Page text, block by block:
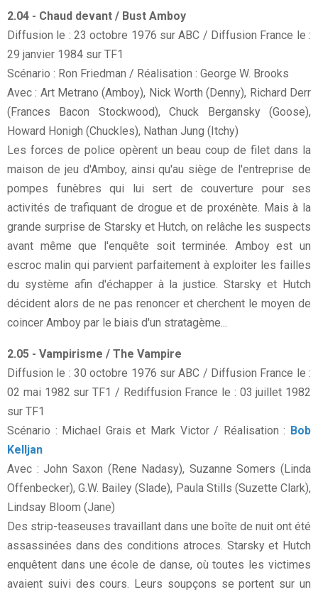
2.04 - Chaud devant / Bust Amboy
Diffusion le : 23 octobre 1976 sur ABC / Diffusion France le :
29 janvier 1984 sur TF1
Scénario : Ron Friedman / Réalisation : George W. Brooks
Avec : Art Metrano (Amboy), Nick Worth (Denny), Richard Derr
(Frances Bacon Stockwood), Chuck Bergansky (Goose),
Howard Honigh (Chuckles), Nathan Jung (Itchy)
Les forces de police opèrent un beau coup de filet dans la
maison de jeu d'Amboy, ainsi qu'au siège de l'entreprise de
pompes funèbres qui lui sert de couverture pour ses
activités de trafiquant de drogue et de proxénète. Mais à la
grande surprise de Starsky et Hutch, on relâche les suspects
avant même que l'enquête soit terminée. Amboy est un
escroc malin qui parvient parfaitement à exploiter les failles
du système afin d'échapper à la justice. Starsky et Hutch
décident alors de ne pas renoncer et cherchent le moyen de
coincer Amboy par le biais d'un stratagème...
2.05 - Vampirisme / The Vampire
Diffusion le : 30 octobre 1976 sur ABC / Diffusion France le :
02 mai 1982 sur TF1 / Rediffusion France le : 03 juillet 1982
sur TF1
Scénario : Michael Grais et Mark Victor / Réalisation : Bob
Kelljan
Avec : John Saxon (Rene Nadasy), Suzanne Somers (Linda
Offenbecker), G.W. Bailey (Slade), Paula Stills (Suzette Clark),
Lindsay Bloom (Jane)
Des strip-teaseuses travaillant dans une boîte de nuit ont été
assassinées dans des conditions atroces. Starsky et Hutch
enquêtent dans une école de danse, où toutes les victimes
avaient suivi des cours. Leurs soupçons se portent sur un